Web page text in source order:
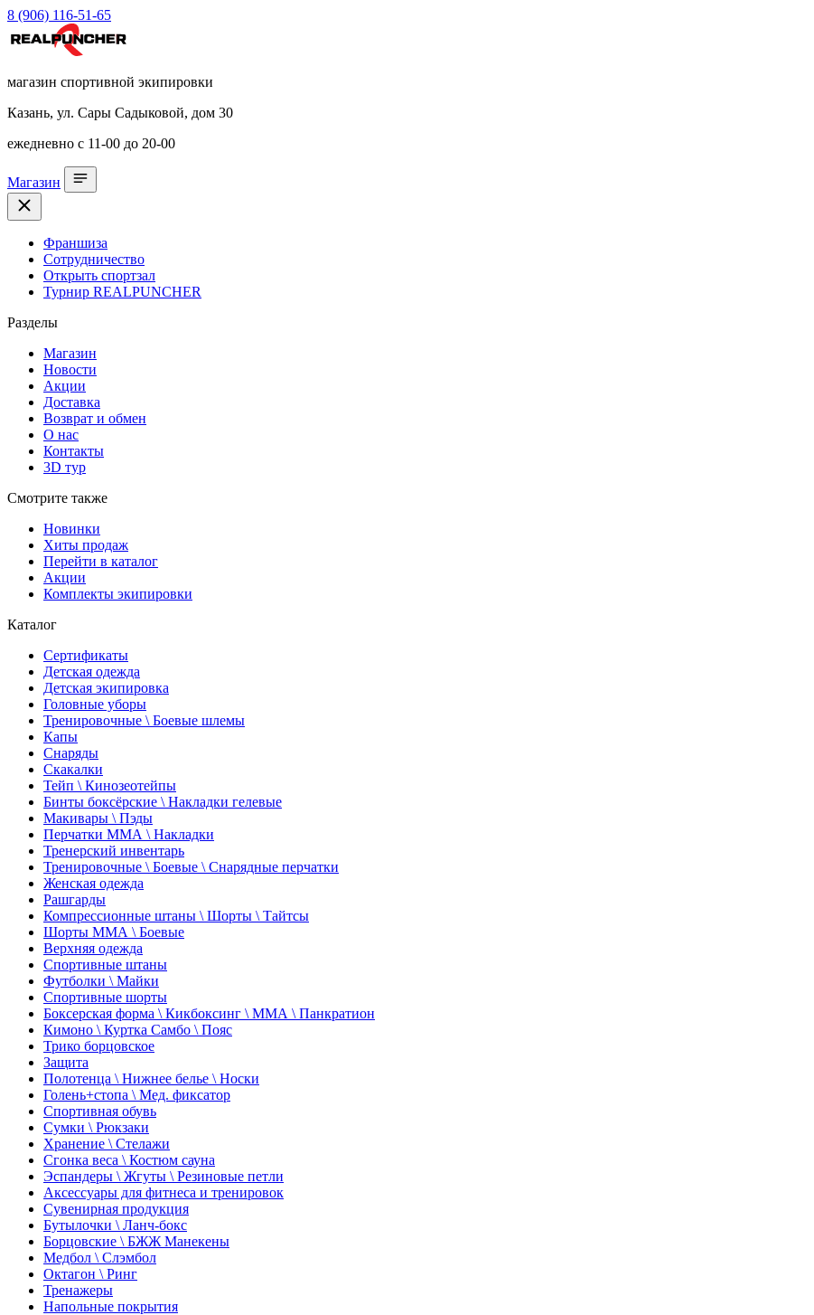
8 (906) 116-51-65
магазин спортивной экипировки
Казань, ул. Сары Садыковой, дом 30
ежедневно с 11-00 до 20-00
Магазин
Франшиза
Сотрудничество
Открыть спортзал
Турнир REALPUNCHER
Разделы
Магазин
Новости
Акции
Доставка
Возврат и обмен
О нас
Контакты
3D тур
Смотрите также
Новинки
Хиты продаж
Перейти в каталог
Акции
Комплекты экипировки
Каталог
Сертификаты
Детская одежда
Детская экипировка
Головные уборы
Тренировочные \ Боевые шлемы
Капы
Снаряды
Скакалки
Тейп \ Кинозеотейпы
Бинты боксёрские \ Накладки гелевые
Макивары \ Пэды
Перчатки ММА \ Накладки
Тренерский инвентарь
Тренировочные \ Боевые \ Снарядные перчатки
Женская одежда
Рашгарды
Компрессионные штаны \ Шорты \ Тайтсы
Шорты ММА \ Боевые
Верхняя одежда
Спортивные штаны
Футболки \ Майки
Спортивные шорты
Боксерская форма \ Кикбоксинг \ ММА \ Панкратион
Кимоно \ Куртка Самбо \ Пояс
Трико борцовское
Защита
Полотенца \ Нижнее белье \ Носки
Голень+стопа \ Мед. фиксатор
Спортивная обувь
Сумки \ Рюкзаки
Хранение \ Стелажи
Сгонка веса \ Костюм сауна
Эспандеры \ Жгуты \ Резиновые петли
Аксессуары для фитнеса и тренировок
Сувенирная продукция
Бутылочки \ Ланч-бокс
Борцовские \ БЖЖ Манекены
Медбол \ Слэмбол
Октагон \ Ринг
Тренажеры
Напольные покрытия